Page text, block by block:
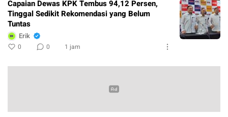
Capaian Dewas KPK Tembus 94,12 Persen,
Tinggal Sedikit Rekomendasi yang Belum
Tuntas
Erik
0 0 1 jam